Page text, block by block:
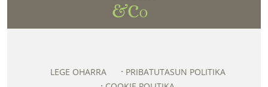
LEGE OHARRA
PRIBATUTASUN POLITIKA